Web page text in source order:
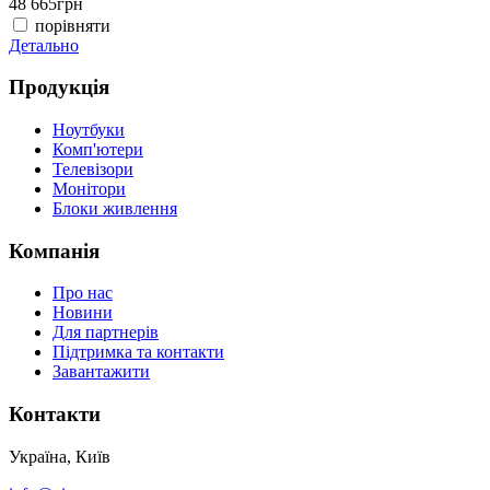
порівняти
Детально
Продукція
Ноутбуки
Комп'ютери
Телевізори
Монітори
Блоки живлення
Компанія
Про нас
Новини
Для партнерів
Підтримка та контакти
Завантажити
Контакти
Україна, Київ